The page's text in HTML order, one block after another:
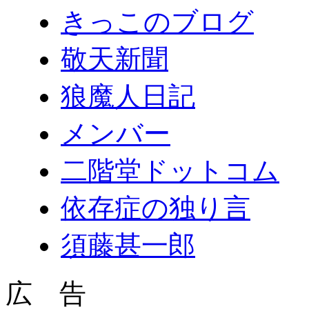
きっこのブログ
敬天新聞
狼魔人日記
メンバー
二階堂ドットコム
依存症の独り言
須藤甚一郎
広 告